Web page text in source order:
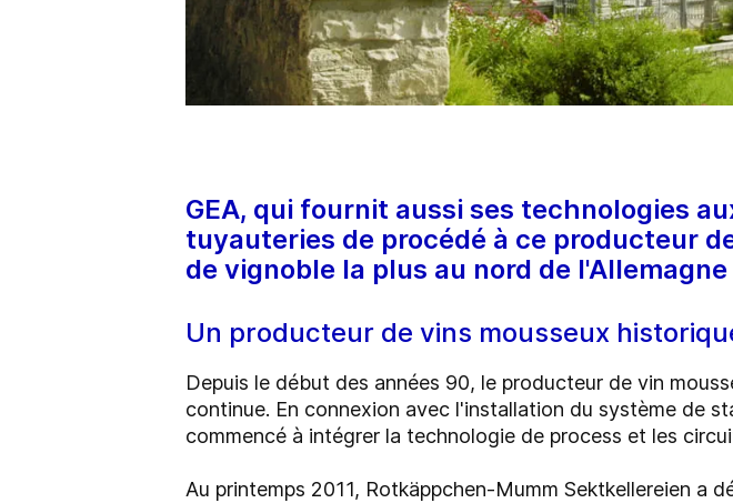
GEA, qui fournit aussi ses technologies
tuyauteries de procédé à ce producteur
de vignoble la plus au nord de
Un producteur de vins mousseux
Depuis le début des années 90, le producteur de vin
continue. En connexion avec l'installation du système de
commencé à intégrer la technologie de process et les
Au printemps 2011, Rotkäppchen-Mumm Sektkellereien a